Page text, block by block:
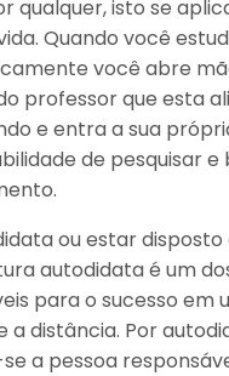
qualquer, isto se
Quando você
você abre
professor que esta
e entra a sua
de pesquisar e
ou estar disposto
autodidata é um
para o sucesso em
a distância. Por
a pessoa